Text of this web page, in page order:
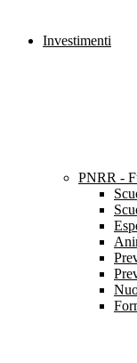
Investimenti
PNRR -